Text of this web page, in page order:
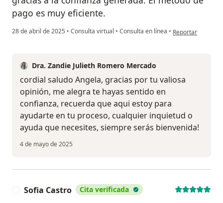
pago es muy eficiente.
28 de abril de 2025 • Consulta virtual • Consulta en línea • en opinión del
Reportar
Dra. Zandie Julieth Romero Mercado
cordial saludo Angela, gracias por tu valiosa
opinión, me alegra te hayas sentido en
confianza, recuerda que aqui estoy para
ayudarte en tu proceso, cualquier inquietud o
ayuda que necesites, siempre serás bienvenida!
4 de mayo de 2025
Sofia Castro Cita verificada